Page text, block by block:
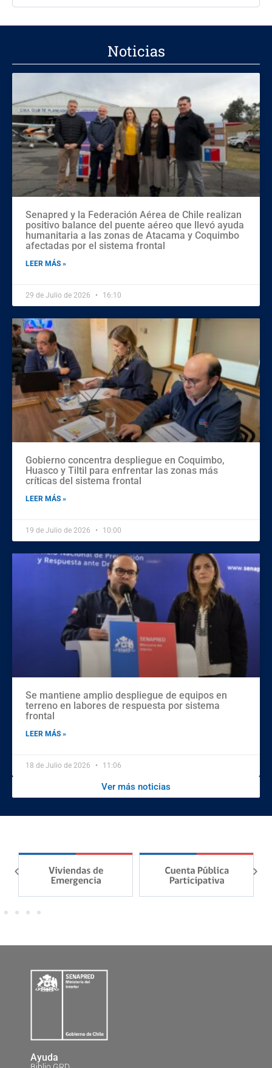
Noticias
Senapred y la Federación Aérea de Chile realizan
positivo balance del puente aéreo que llevó ayuda
humanitaria a las zonas de Atacama y Coquimbo
afectadas por el sistema frontal
LEER MÁS »
29 de Julio de 2026 16:10
Gobierno concentra despliegue en Coquimbo,
Huasco y Tiltil para enfrentar las zonas más
críticas del sistema frontal
LEER MÁS »
19 de Julio de 2026 10:00
Se mantiene amplio despliegue de equipos en
terreno en labores de respuesta por sistema
frontal
LEER MÁS »
18 de Julio de 2026 11:06
Ver más noticias
Ayuda